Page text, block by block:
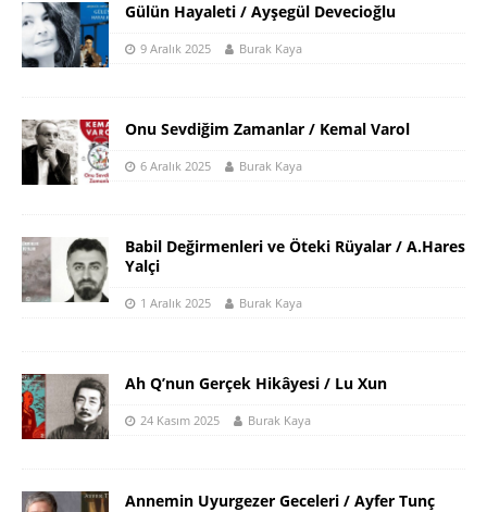
Gülün Hayaleti / Ayşegül Devecioğlu
9 Aralık 2025 Burak Kaya
Onu Sevdiğim Zamanlar / Kemal Varol
6 Aralık 2025 Burak Kaya
Babil Değirmenleri ve Öteki Rüyalar / A.Hares
Yalçi
1 Aralık 2025 Burak Kaya
Ah Q’nun Gerçek Hikâyesi / Lu Xun
24 Kasım 2025 Burak Kaya
Annemin Uyurgezer Geceleri / Ayfer Tunç